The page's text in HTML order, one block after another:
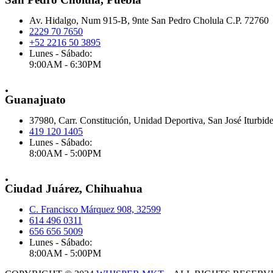
Av. Hidalgo, Num 915-B, 9nte San Pedro Cholula C.P. 72760
2229 70 7650
+52 2216 50 3895
Lunes - Sábado:
9:00AM - 6:30PM
.
Guanajuato
37980, Carr. Constitución, Unidad Deportiva, San José Iturbide
419 120 1405
Lunes - Sábado:
8:00AM - 5:00PM
.
Ciudad Juárez, Chihuahua
C. Francisco Márquez 908, 32599
614 496 0311
656 656 5009
Lunes - Sábado:
8:00AM - 5:00PM